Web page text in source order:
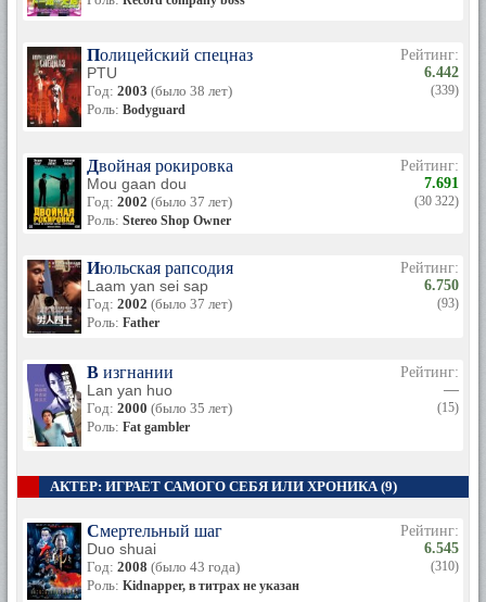
Полицейский спецназ
PTU
Год: 2003 (было 38 лет)
Роль: Bodyguard
Рейтинг:
6.442
(339)
Двойная рокировка
Mou gaan dou
Год: 2002 (было 37 лет)
Роль: Stereo Shop Owner
Рейтинг:
7.691
(30 322)
Июльская рапсодия
Laam yan sei sap
Год: 2002 (было 37 лет)
Роль: Father
Рейтинг:
6.750
(93)
В изгнании
Lan yan huo
Год: 2000 (было 35 лет)
Роль: Fat gambler
Рейтинг:
—
(15)
АКТЕР: ИГРАЕТ САМОГО СЕБЯ ИЛИ ХРОНИКА (9)
Смертельный шаг
Duo shuai
Год: 2008 (было 43 года)
Роль: Kidnapper, в титрах не указан
Рейтинг:
6.545
(310)